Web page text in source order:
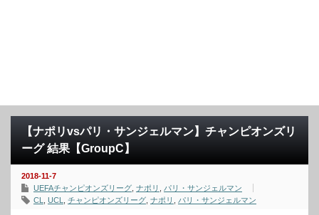
【ナポリvsパリ・サンジェルマン】チャンピオンズリ
ーグ 結果【GroupC】
2018-11-7
UEFAチャンピオンズリーグ ナポリ
パリ・サンジェルマン
CL
UCL チャンピオンズリーグ ナポリ パリ・サンジェルマン